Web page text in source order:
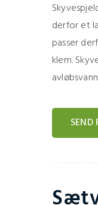
derfor et
passer
klem.
SEND